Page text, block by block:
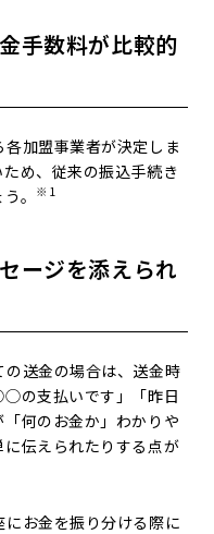
手数料が比較的
加盟事業者が決定しま
め、従来の振込手続き
。
※1
ージを添えられ
送金の場合は、送金時
の支払いです」「昨日
何のお金か」わかりや
伝えられたりする点が
お金を振り分ける際に